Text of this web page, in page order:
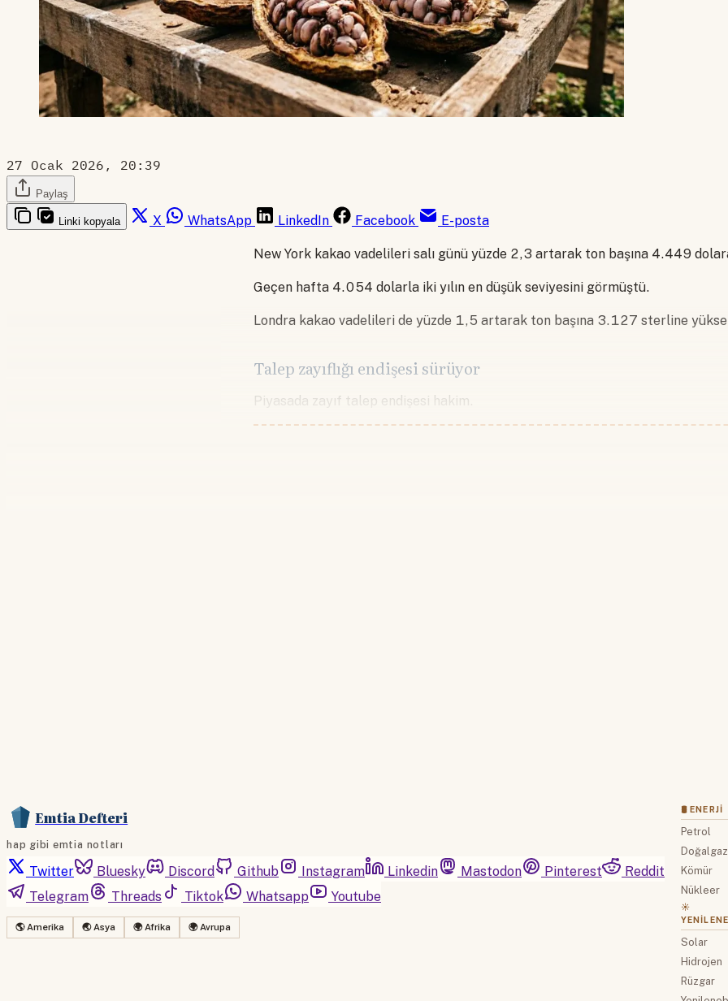
27 Ocak 2026, 20:39
Paylaş
Linki kopyala X WhatsApp LinkedIn Facebook E-posta
New York kakao vadelileri salı günü yüzde 2,3 artarak ton başına 4.449
Geçen hafta 4.054 dolarla iki yılın en düşük seviyesini görmüştü.
Londra kakao vadelileri de yüzde 1,5 artarak ton başına 3.127 sterline
Talep zayıflığı endişesi sürüyor
Piyasada zayıf talep endişesi hakim.
Emtia Defteri
hap gibi emtia notları
Twitter Bluesky Discord Github Instagram Linkedin Mastodon Pinterest
Reddit
Telegram
Threads Tiktok Whatsapp Youtube
🌎 Amerika 🌏 Asya 🌍 Afrika 🌍 Avrupa
🛢 ENERJI
Petrol
Doğalgaz
Kömür
Nükleer
☀️
Solar
Hidrojen
Rüzgar